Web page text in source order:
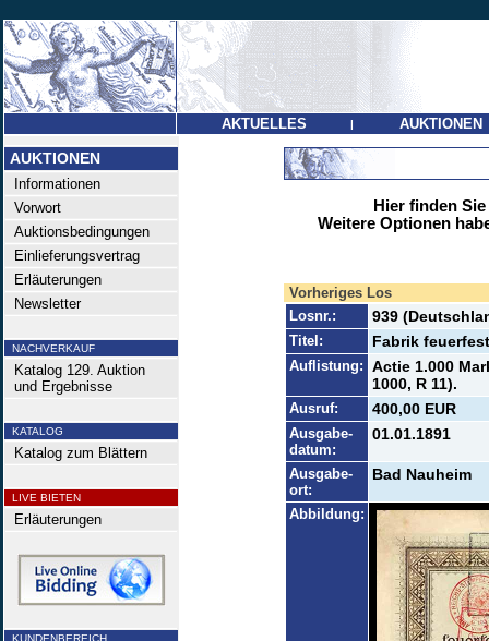
AKTUELLES | AUKTIONEN
AUKTIONEN
Informationen
Vorwort
Auktionsbedingungen
Einlieferungsvertrag
Erläuterungen
Newsletter
NACHVERKAUF
Katalog 129. Auktion
und Ergebnisse
KATALOG
Katalog zum Blättern
LIVE BIETEN
Erläuterungen
KUNDENBEREICH
Hier finden
Weitere Optionen
Vorheriges Los
Losnr.:
939
Titel: Fabrik
Auflistung: Actie 1.000
1000, R 11).
Ausruf: 400,00 EUR
Ausgabe-
datum:
01.01.1891
Ausgabe-
ort:
Bad Nauheim
Abbildung: